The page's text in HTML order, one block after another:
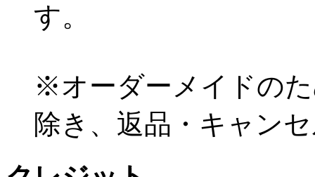
す。
※オーダーメイドの
除き、返品・キャン